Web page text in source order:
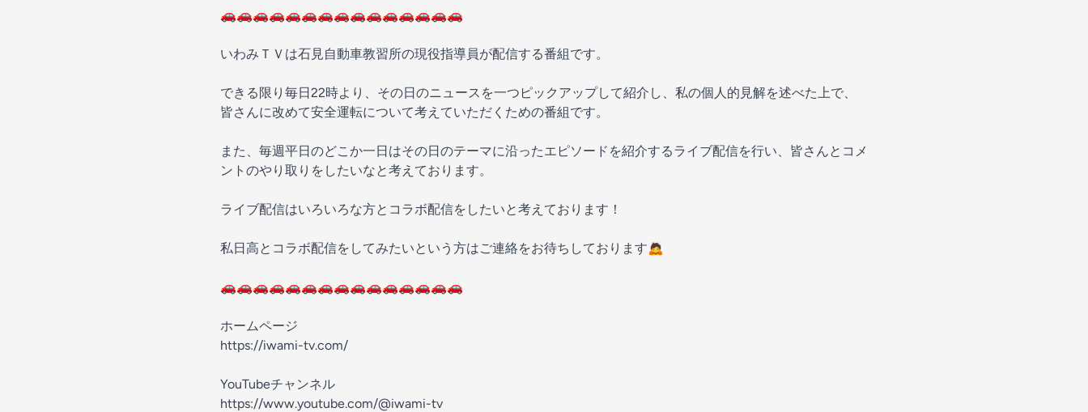
🚗🚗🚗🚗🚗🚗🚗🚗🚗🚗🚗🚗🚗🚗🚗
いわみＴＶは石見自動車教習所の現役指導員が配信する番組です。
できる限り毎日22時より、その日のニュースを一つピックアップして紹介し、私の個人的見解を述べた上で、
皆さんに改めて安全運転について考えていただくための番組です。
また、毎週平日のどこか一日はその日のテーマに沿ったエピソードを紹介するライブ配信を行い、皆さんとコメ
ントのやり取りをしたいなと考えております。
ライブ配信はいろいろな方とコラボ配信をしたいと考えております！
私日高とコラボ配信をしてみたいという方はご連絡をお待ちしております🙇
🚗🚗🚗🚗🚗🚗🚗🚗🚗🚗🚗🚗🚗🚗🚗
ホームページ
https://iwami-tv.com/
YouTubeチャンネル
https://www.youtube.com/@iwami-tv